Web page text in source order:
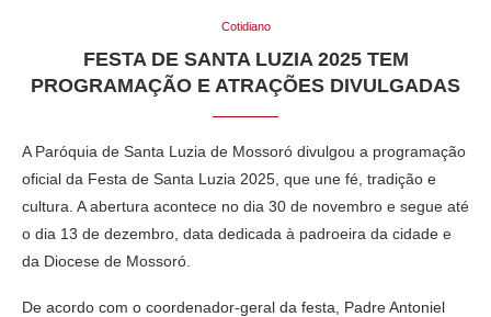
Cotidiano
FESTA DE SANTA LUZIA 2025 TEM
PROGRAMAÇÃO E ATRAÇÕES DIVULGADAS
A Paróquia de Santa Luzia de Mossoró divulgou a programação
oficial da Festa de Santa Luzia 2025, que une fé, tradição e
cultura. A abertura acontece no dia 30 de novembro e segue até
o dia 13 de dezembro, data dedicada à padroeira da cidade e
da Diocese de Mossoró.
De acordo com o coordenador-geral da festa, Padre Antoniel